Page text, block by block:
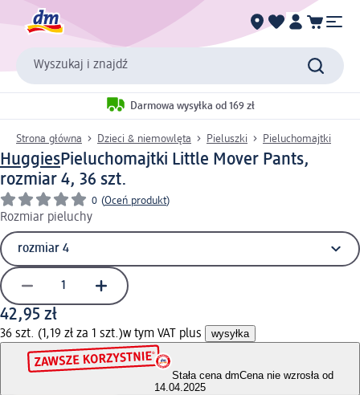
Wyszukaj i znajdź
Darmowa wysyłka od 169 zł
Strona główna Dzieci & niemowlęta Pieluszki Pieluchomajtki
HuggiesPieluchomajtki Little Mover Pants,
rozmiar 4, 36 szt.
0 (Oceń produkt)
Rozmiar pieluchy
42,95 zł
36 szt. (1,19 zł za 1 szt.)w tym VAT plus wysyłka
Stała cena dmCena nie wzrosła od
14.04.2025